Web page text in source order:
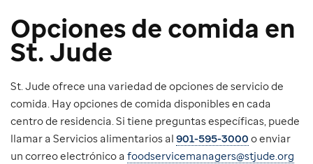
Opciones de comida en
St. Jude
St. Jude ofrece una variedad de opciones de servicio de
comida. Hay opciones de comida disponibles en cada
centro de residencia. Si tiene preguntas específicas, puede
llamar a Servicios alimentarios al 901-595-3000 o enviar
un correo electrónico a foodservicemanagers@stjude.org